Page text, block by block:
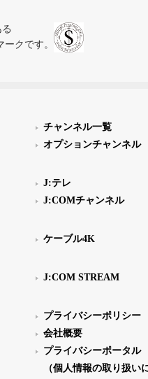
クです。
チャンネル一覧
オプションチャンネル
J:テレ
J:COMチャンネル
ケーブル4K
J:COM STREAM
プライバシーポリシー
会社概要
プライバシーポータル
（個人情報の取り扱い